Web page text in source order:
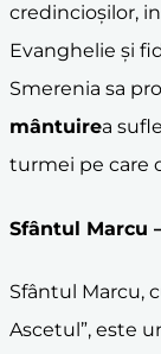
credincioșilor,
Evanghelie și
Smerenia sa
mântuirea
turmei pe care
Sfântul Marcu
Sfântul Marcu,
Ascetul”, este